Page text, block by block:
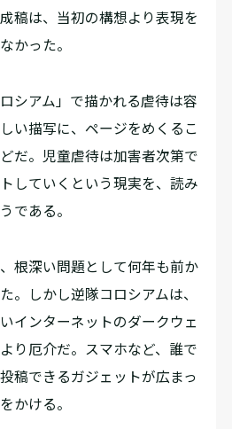
稿は、当初の構想より表現を
かった。
シアム」で描かれる虐待は容
い描写に、ページをめくるこ
だ。児童虐待は加害者次第で
していくという現実を、読み
である。
根深い問題として何年も前か
。しかし逆隊コロシアムは、
インターネットのダークウェ
り厄介だ。スマホなど、誰で
稿できるガジェットが広まっ
かける。